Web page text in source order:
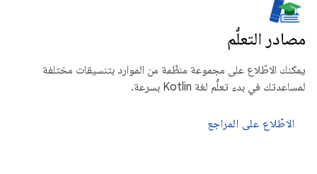
مصادر التعلُّم
يمكنك الاطّلاع على مجموعة منظّمة من الموارد بتنسيقات مختلفة
لمساعدتك في بدء تعلُّم لغة Kotlin بسرعة.
الاطّلاع على المراجع